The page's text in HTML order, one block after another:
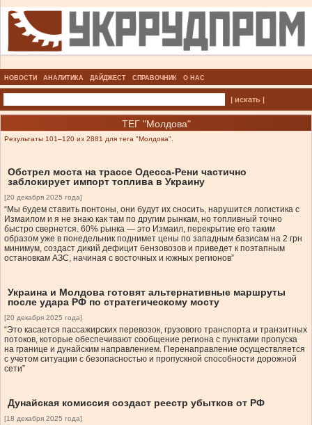
НОВОСТИ АНАЛИТИКА ДАЙДЖЕСТ СПРАВОЧНИК О НАС
| искать |
ТЕГ "Молдова"
Результаты 101–120 из 2881 для тега "Молдова".
Обстрел моста на трассе Одесса-Рени частично
заблокирует импорт топлива в Украину
[20 декабря 2025 года]
“Мы будем ставить понтоны, они будут их сносить, нарушится логистика с
Измаилом и я не знаю как там по другим рынкам, но топливный точно
быстро свернется. 60% рынка — это Измаил, перекрытие его таким
образом уже в понедельник поднимет цены по западным базисам на 2 грн
минимум, создаст дикий дефицит бензовозов и приведет к поэтапным
остановкам АЗС, начиная с восточных и южных регионов”
Украина и Молдова готовят альтернативные маршруты
после удара РФ по стратегическому мосту
[20 декабря 2025 года]
“Это касается пассажирских перевозок, грузового транспорта и транзитных
потоков, которые обеспечивают сообщение региона с пунктами пропуска
на границе и дунайским направлением. Перенаправление осуществляется
с учетом ситуации с безопасностью и пропускной способности дорожной
сети”
Дунайская комиссия создаст реестр убытков от РФ
[18 декабря 2025 года]